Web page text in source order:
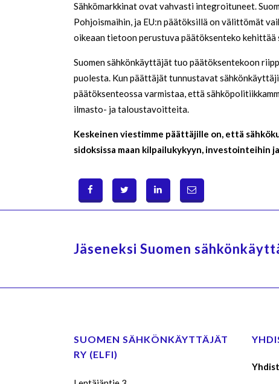
Sähkömarkkinat ovat vahvasti integroituneet.
Pohjoismaihin, ja EU:n päätöksillä on välittömät
oikeaan tietoon perustuva päätöksenteko
Suomen sähkönkäyttäjät tuo päätöksentekoon
puolesta. Kun päättäjät tunnustavat
päätöksenteossa varmistaa, että
ilmasto- ja taloustavoitteita.
Keskeinen viestimme päättäjille on, että
sidoksissa maan kilpailukykyyn, investointeihin
Jäseneksi Suomen
SUOMEN SÄHKÖNKÄYTTÄJÄT
RY (ELFI)